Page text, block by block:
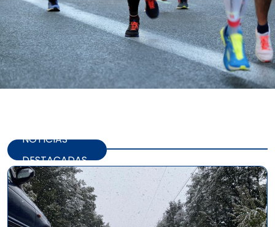
NOTICIAS
DESTACADAS